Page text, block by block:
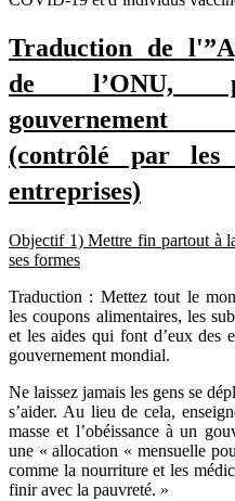
Traduction de
de l’ONU,
gouvernement
(contrôlé par les
entreprises)
Objectif1) Mettre fin partout à
ses formes
Traduction : Mettez tout le
les coupons alimentaires, les
et les aides qui font d’eux des
gouvernement mondial.
Ne laissez jamais les gens se
s’aider. Au lieu de cela,
masse et l’obéissance à un
une « allocation « mensuelle
comme la nourriture et les
finir avec la pauvreté. »